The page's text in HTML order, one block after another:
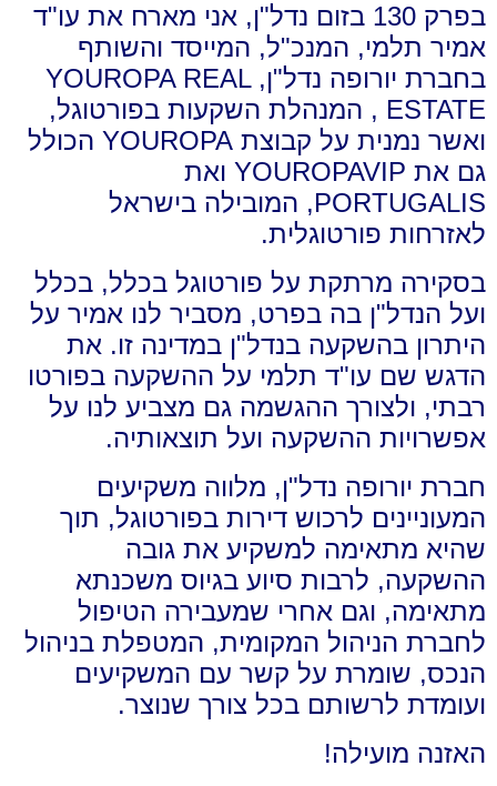
בפרק 130 בזום נדל"ן, אני מארח את עו"ד
אמיר תלמי, המנכ"ל, המייסד והשותף
בחברת יורופה נדל"ן, YOUROPA REAL
ESTATE , המנהלת השקעות בפורטוגל,
ואשר נמנית על קבוצת YOUROPA הכולל
גם את YOUROPAVIP ואת
PORTUGALIS, המובילה בישראל
לאזרחות פורטוגלית.
בסקירה מרתקת על פורטוגל בכלל, בכלל
ועל הנדל"ן בה בפרט, מסביר לנו אמיר על
היתרון בהשקעה בנדל"ן במדינה זו. את
הדגש שם עו"ד תלמי על ההשקעה בפורטו
רבתי, ולצורך ההגשמה גם מצביע לנו על
אפשרויות ההשקעה ועל תוצאותיה.
חברת יורופה נדל"ן, מלווה משקיעים
המעוניינים לרכוש דירות בפורטוגל, תוך
שהיא מתאימה למשקיע את גובה
ההשקעה, לרבות סיוע בגיוס משכנתא
מתאימה, וגם אחרי שמעבירה הטיפול
לחברת הניהול המקומית, המטפלת בניהול
הנכס, שומרת על קשר עם המשקיעים
ועומדת לרשותם בכל צורך שנוצר.
האזנה מועילה!